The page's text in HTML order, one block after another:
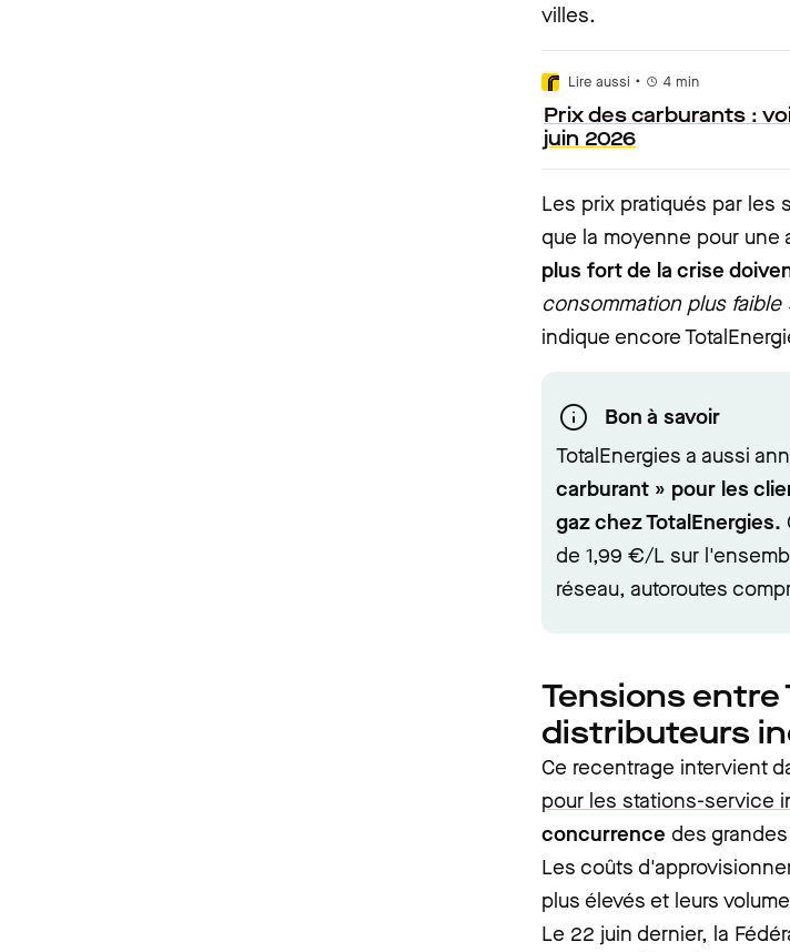
villes.
Lire aussi • 4 min
Prix des carburants :
juin 2026
Les prix pratiqués par les
que la moyenne pour une
plus fort de la crise
consommation plus faible
indique encore
Bon à savoir
TotalEnergies a aussi
carburant » pour les
gaz chez TotalEnergies.
de 1,99 €/L sur
réseau, autoroutes
Tensions entre
distributeurs
Ce recentrage intervient
pour les stations-service
concurrence des
Les coûts
plus élevés et leurs
Le 22 juin dernier, la